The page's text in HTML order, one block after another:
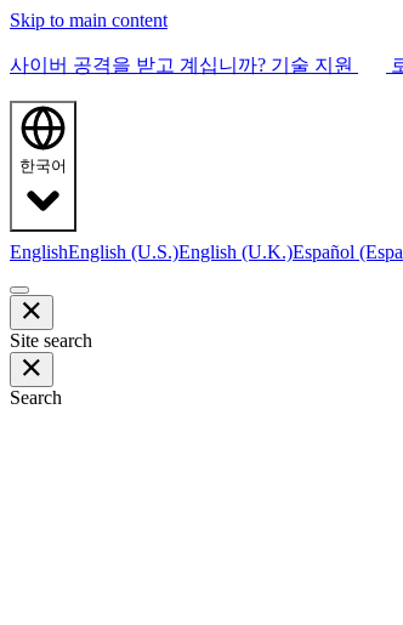
Skip to main content
사이버 공격을 받고 계십니까? 기술 지원
한국어
EnglishEnglish (U.S.)English (U.K.)Español
Site search
Search